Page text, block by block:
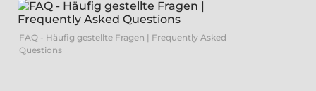
FAQ - Häufig gestellte Fragen | Frequently Asked
Questions